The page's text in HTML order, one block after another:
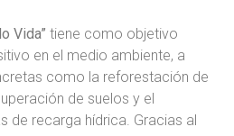
Vida” tiene como objetivo
en el medio ambiente, a
como la reforestación de
de suelos y el
de recarga hídrica. Gracias al